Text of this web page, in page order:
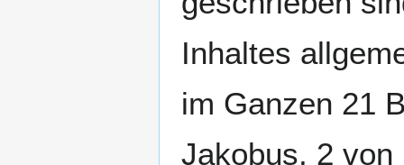
Inhaltes
im Ganzen 21
Jakobus, 2